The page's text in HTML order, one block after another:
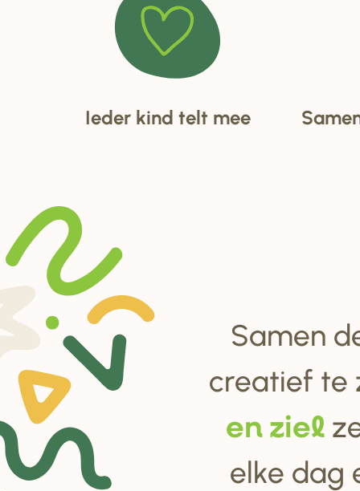
Ieder kind telt mee
Samen
creatief te
en ziel
elke dag